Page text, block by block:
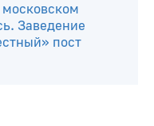
Заведение
пост